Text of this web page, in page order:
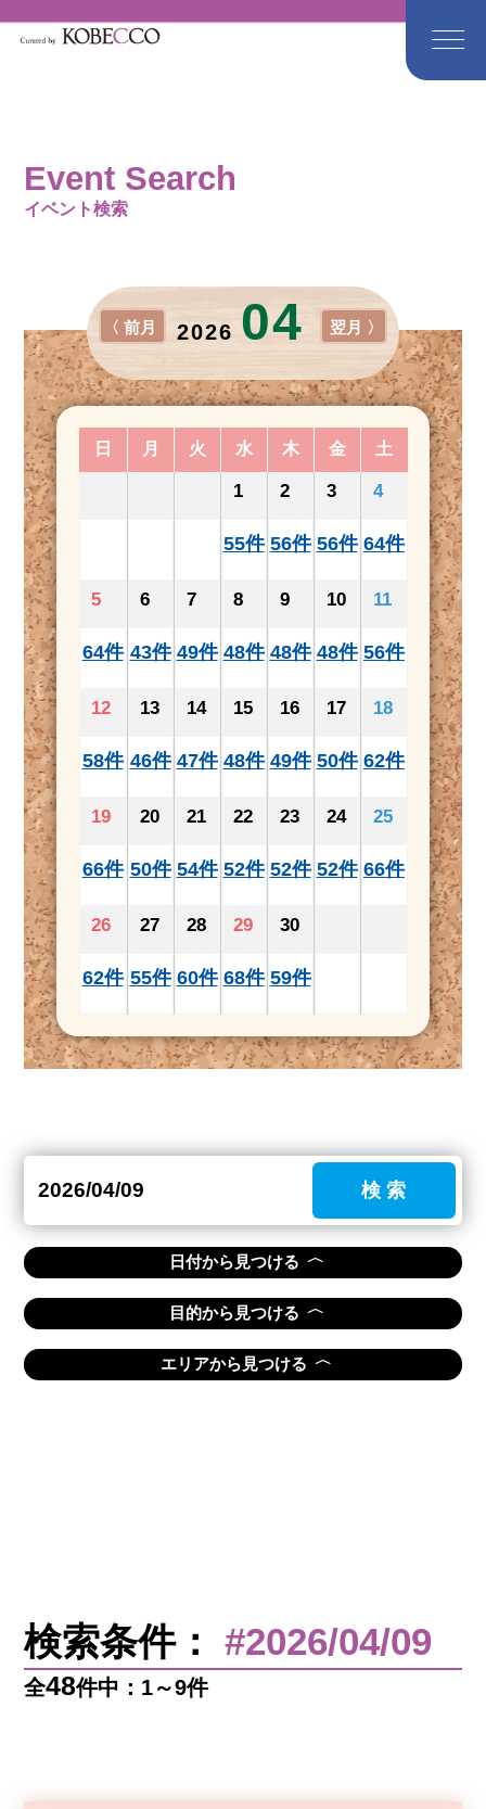
Event Search
イベント検索
2026 04
〈 前月 翌月 〉
日 月 火 水 木 金 土
1
55件
2
56件
3
56件
4
64件
5
64件
6
43件
7
49件
8
48件
9
48件
10
48件
11
56件
12
58件
13
46件
14
47件
15
48件
16
49件
17
50件
18
62件
19
66件
20
50件
21
54件
22
52件
23
52件
24
52件
25
66件
26
62件
27
55件
28
60件
29
68件
30
59件
検 索
日付から見つける 〈
目的から見つける 〈
エリアから見つける 〈
検索条件：#2026/04/09
全48件中：1～9件